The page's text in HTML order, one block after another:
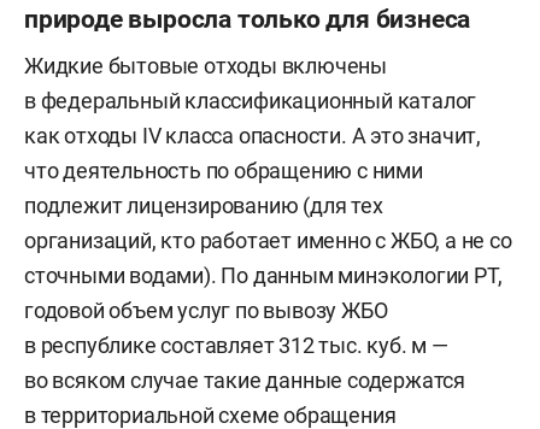
природе выросла только для бизнеса
Жидкие бытовые отходы включены
в федеральный классификационный каталог
как отходы IV класса опасности. А это значит,
что деятельность по обращению с ними
подлежит лицензированию (для тех
организаций, кто работает именно с ЖБО, а не со
сточными водами). По данным минэкологии РТ,
годовой объем услуг по вывозу ЖБО
в республике составляет 312 тыс. куб. м —
во всяком случае такие данные содержатся
в территориальной схеме обращения